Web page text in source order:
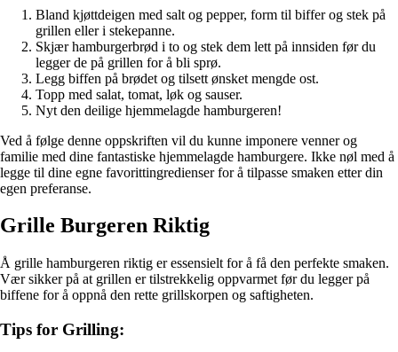
Bland kjøttdeigen med salt og pepper, form til biffer og stek på
grillen eller i stekepanne.
Skjær hamburgerbrød i to og stek dem lett på innsiden før du
legger de på grillen for å bli sprø.
Legg biffen på brødet og tilsett ønsket mengde ost.
Topp med salat, tomat, løk og sauser.
Nyt den deilige hjemmelagde hamburgeren!
Ved å følge denne oppskriften vil du kunne imponere venner og
familie med dine fantastiske hjemmelagde hamburgere. Ikke nøl med å
legge til dine egne favorittingredienser for å tilpasse smaken etter din
egen preferanse.
Grille Burgeren Riktig
Å grille hamburgeren riktig er essensielt for å få den perfekte smaken.
Vær sikker på at grillen er tilstrekkelig oppvarmet før du legger på
biffene for å oppnå den rette grillskorpen og saftigheten.
Tips for Grilling: